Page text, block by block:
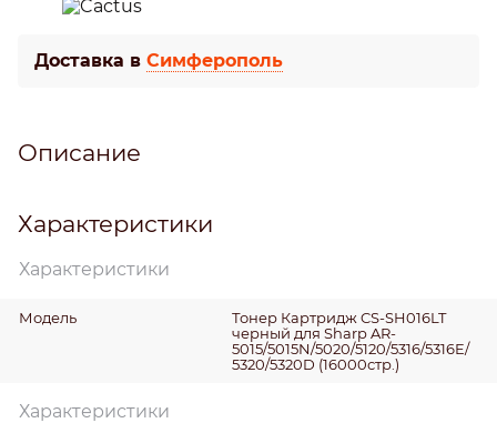
Доставка в Симферополь
Описание
Характеристики
Характеристики
Модель
Тонер Картридж CS-SH016LT
черный для Sharp AR-
5015/5015N/5020/5120/5316/5316E/
5320/5320D (16000стр.)
Характеристики